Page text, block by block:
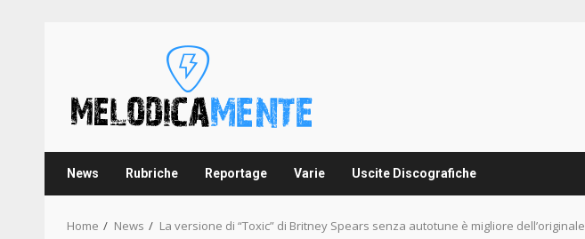
News Rubriche Reportage Varie Uscite Discografiche
Home News La versione di “Toxic” di Britney Spears senza autotune è migliore dell’originale